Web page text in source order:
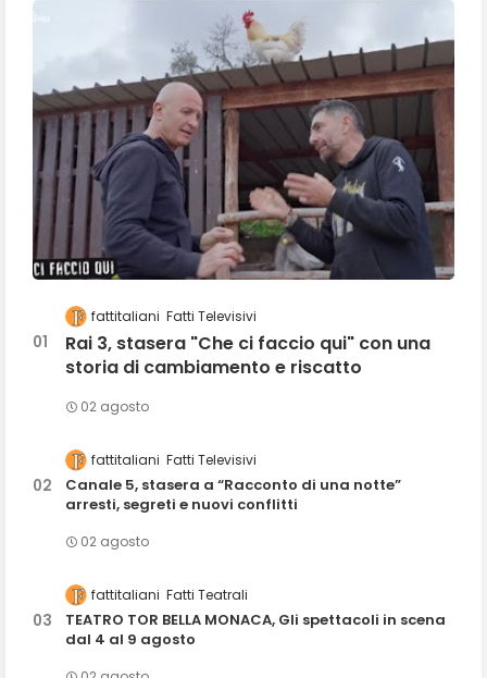
fattitaliani Fatti Televisivi
Rai 3, stasera "Che ci faccio qui" con una
storia di cambiamento e riscatto
02 agosto
fattitaliani Fatti Televisivi
Canale 5, stasera a “Racconto di una notte”
arresti, segreti e nuovi conflitti
02 agosto
fattitaliani Fatti Teatrali
TEATRO TOR BELLA MONACA, Gli spettacoli in scena
dal 4 al 9 agosto